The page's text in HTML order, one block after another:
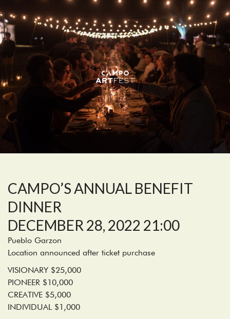
CAMPO’S ANNUAL BENEFIT
DINNER
DECEMBER 28, 2022 21:00
Pueblo Garzon
Location announced after ticket purchase
VISIONARY $25,000
PIONEER $10,000
CREATIVE $5,000
INDIVIDUAL $1,000